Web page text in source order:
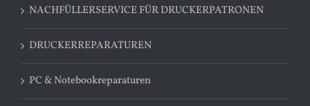
NACHFÜLLERSERVICE FÜR DRUCKERPATRONEN
DRUCKERREPARATUREN
PC & Notebookreparaturen